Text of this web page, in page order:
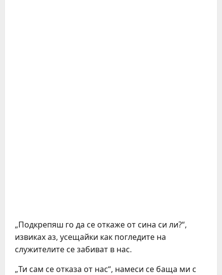
„Подкрепяш го да се откаже от сина си ли?“,
извиках аз, усещайки как погледите на
служителите се забиват в нас.
„Ти сам се отказа от нас“, намеси се баща ми с